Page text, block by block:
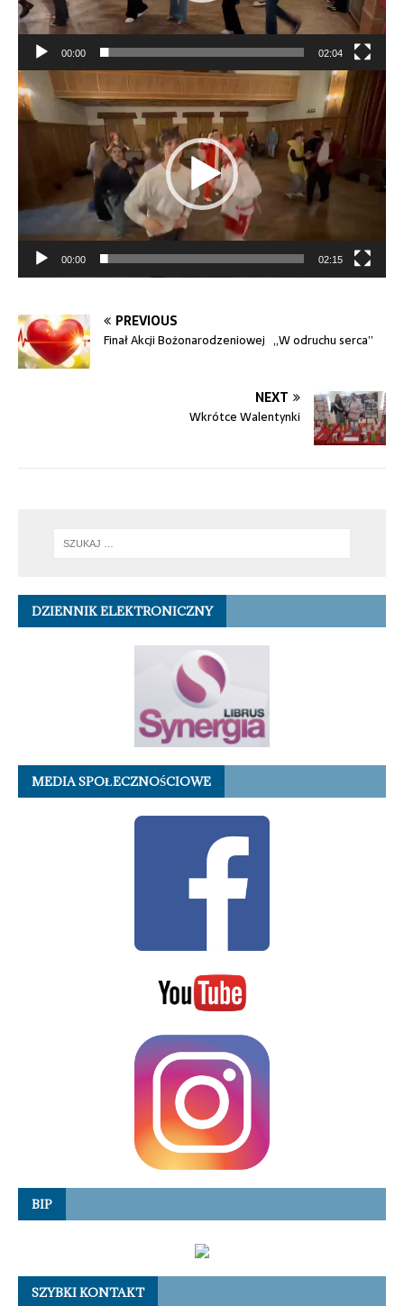
00:00 02:04
Odtwarzacz
video
00:00 02:15
PREVIOUS
Finał Akcji Bożonarodzeniowej „W odruchu serca”
NEXT
Wkrótce Walentynki
DZIENNIK ELEKTRONICZNY
MEDIA SPOŁECZNOŚCIOWE
BIP
SZYBKI KONTAKT